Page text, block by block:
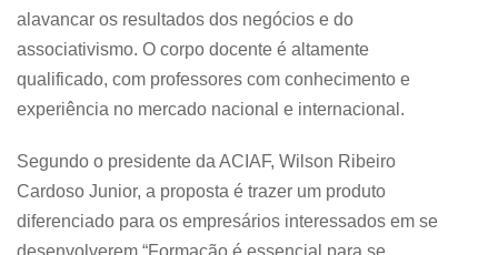
alavancar os resultados dos negócios e do
associativismo. O corpo docente é altamente
qualificado, com professores com conhecimento e
experiência no mercado nacional e internacional.
Segundo o presidente da ACIAF, Wilson Ribeiro
Cardoso Junior, a proposta é trazer um produto
diferenciado para os empresários interessados em se
desenvolverem “Formação é essencial para se